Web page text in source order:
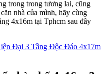
trong trong tương lai, cũng
nhà của mình, hãy cùng
4x16m tại Tphcm sau đây
Đại 3 Tầng Độc Đáo 4x17m